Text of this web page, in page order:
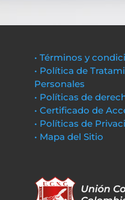
• Términos y
• Política de
Personales
• Políticas de
• Certificado de
• Políticas de
• Mapa del Sitio